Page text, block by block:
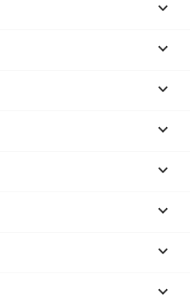







keyboard_arrow_down